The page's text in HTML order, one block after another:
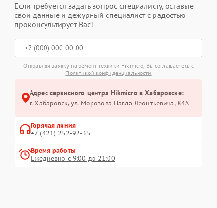
Если требуется задать вопрос специалисту, оставьте
свои данные и дежурный специалист с радостью
проконсультирует Вас!
Отправляя заявку на ремонт техники Hikmicro, Вы соглашаетесь с
Политикой конфиденциальности
Адрес сервисного центра Hikmicro в Хабаровске:
г. Хабаровск, ул. Морозова Павла Леонтьевича, 84А
Горячая линия
+7 (421) 252-92-35
Время работы
Ежедневно с 9:00 до 21:00